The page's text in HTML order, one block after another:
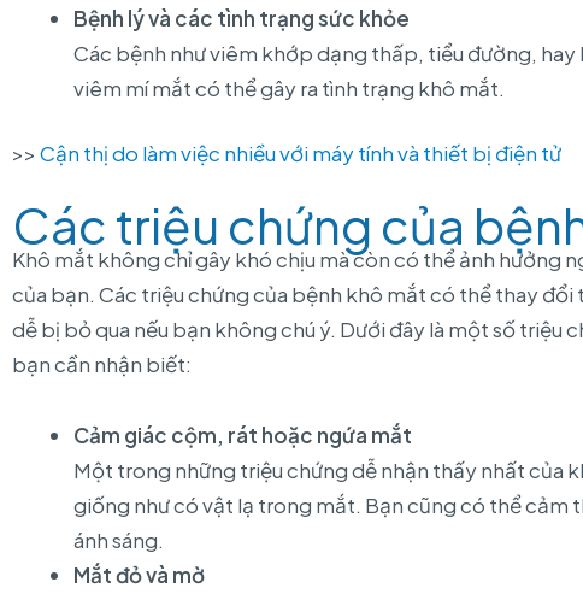
Bệnh lý và các tình trạng sức khỏe
Các bệnh như viêm khớp dạng thấp, tiểu đường,
viêm mí mắt có thể gây ra tình trạng khô mắt.
>> Cận thị do làm việc nhiều với máy tính và thiết bị điện tử
Các triệu chứng của
Khô mắt không chỉ gây khó chịu mà còn có thể ảnh hưởng
của bạn. Các triệu chứng của bệnh khô mắt có thể thay
dễ bị bỏ qua nếu bạn không chú ý. Dưới đây là một số triệu
bạn cần nhận biết:
Cảm giác cộm, rát hoặc ngứa mắt
Một trong những triệu chứng dễ nhận thấy nhất của
giống như có vật lạ trong mắt. Bạn cũng có thể cảm
ánh sáng.
Mắt đỏ và mờ